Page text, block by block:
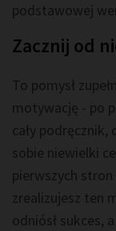
podstawowej
Zacznij od
To pomysł
motywację - po
cały
sobie niewielki
pierwszych
zrealizujesz ten
odniósł sukces,